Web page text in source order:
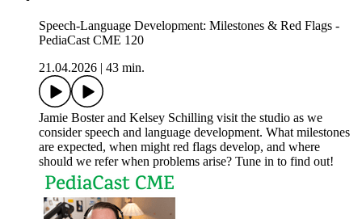
Speech-Language Development: Milestones & Red Flags -
PediaCast CME 120
21.04.2026 | 43 min.
Jamie Boster and Kelsey Schilling visit the studio as we
consider speech and language development. What milestones
are expected, when might red flags develop, and where
should we refer when problems arise? Tune in to find out!